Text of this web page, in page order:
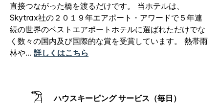
直接つながった橋を渡るだけです。
当ホテルは、
Skytrax社の２０１９年エアポート・アワードで５年連
続の世界のベストエアポートホテルに選ばれただけでな
く数々の国内及び国際的な賞を受賞しています。
熱帯雨
林や... 詳しくはこちら
ハウスキーピング サービス（毎日）